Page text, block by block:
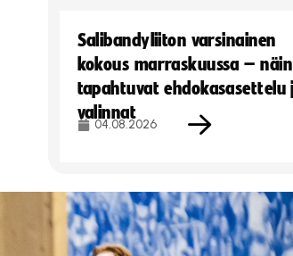
Salibandyliiton varsinainen
kokous marraskuussa – näin
tapahtuvat ehdokasasettelu
valinnat
04.08.2026